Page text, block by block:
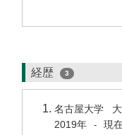
経歴 3
名古屋大学
2019年
-
現